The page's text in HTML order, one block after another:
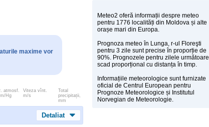
maxime vor
atmosf.
Hg
Viteza vînt.
m/s
Total
precipitații,
mm
Detaliat
Meteo2 oferă informații despre meteo
pentru 1776 localități din Moldova și alte
orașe mari din Europa.
Prognoza meteo în Lunga, r-ul Floreşti
pentru 3 zile sunt precise în proporție de
90%. Prognozele pentru zilele următoare
scad proporțional cu distanța în timp.
Informațiile meteorologice sunt furnizate
oficial de Centrul European pentru
Prognoze Meteorologice și Institutul
Norvegian de Meteorologie.